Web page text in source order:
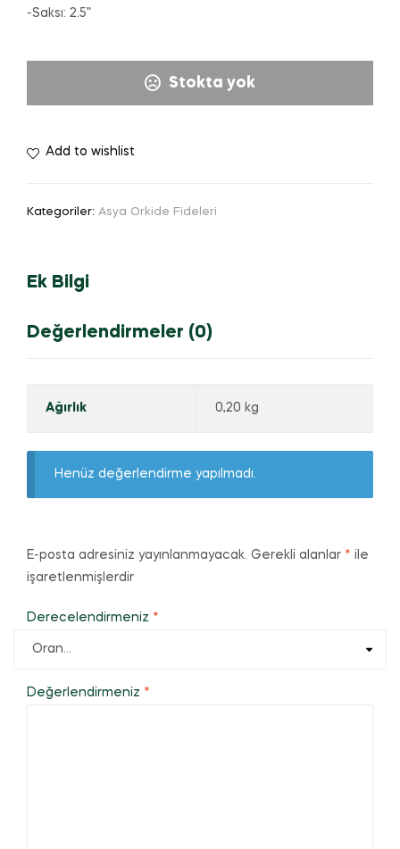
-Saksı: 2.5”
Stokta yok
Add to wishlist
Kategoriler: Asya Orkide Fideleri
Ek Bilgi
Değerlendirmeler (0)
Ağırlık 0,20 kg
Henüz değerlendirme yapılmadı.
E-posta adresiniz yayınlanmayacak. Gerekli alanlar * ile
işaretlenmişlerdir
Derecelendirmeniz *
Değerlendirmeniz *